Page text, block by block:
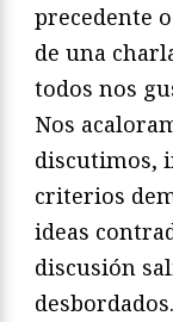
precedente
de una
todos nos
Nos
discutimos,
criterios
ideas
discusión